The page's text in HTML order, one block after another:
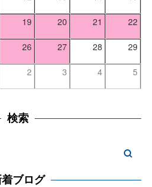
19 20 21 22
26 27 28 29
2 3 4 5
検索
ブログ